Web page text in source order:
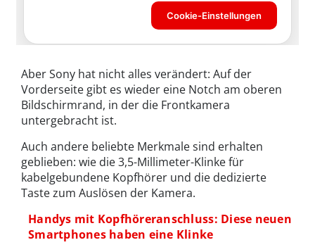
Aber Sony hat nicht alles verändert: Auf der
Vorderseite gibt es wieder eine Notch am oberen
Bildschirmrand, in der die Frontkamera
untergebracht ist.
Auch andere beliebte Merkmale sind erhalten
geblieben: wie die 3,5-Millimeter-Klinke für
kabelgebundene Kopfhörer und die dedizierte
Taste zum Auslösen der Kamera.
Handys mit Kopfhöreranschluss: Diese neuen
Smartphones haben eine Klinke